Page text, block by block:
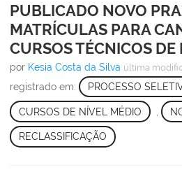
PUBLICADO NOVO
MATRÍCULAS PARA
CURSOS TÉCNICOS
por Kesia Costa da Silva última
registrado em: PROCESSO
CURSOS DE NÍVEL MÉDIO
RECLASSIFICAÇÃO